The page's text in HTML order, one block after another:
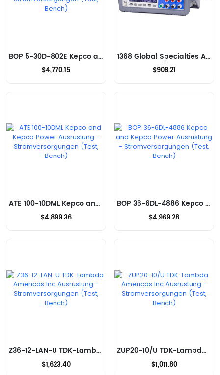
BOP 5-30D-802E Kepco and Kepco Power Ausrüstung - Stromversorgungen (Test, Bench)
$4,770.15
1368 Global Specialties Ausrüstung - Stromversorgungen (Test, Bench)
$908.21
ATE 100-10DML Kepco and Kepco Power Ausrüstung - Stromversorgungen (Test, Bench)
$4,899.36
BOP 36-6DL-4886 Kepco and Kepco Power Ausrüstung - Stromversorgungen (Test, Bench)
$4,969.28
Z36-12-LAN-U TDK-Lambda Americas Inc Ausrüstung - Stromversorgungen (Test, Bench)
$1,623.40
ZUP20-10/U TDK-Lambda Americas Inc Ausrüstung - Stromversorgungen (Test, Bench)
$1,011.80